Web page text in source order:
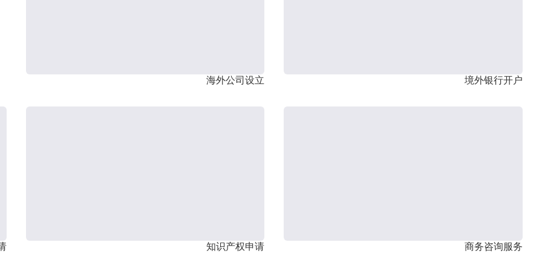
海外公司设立 境外银行开户
知识产权申请 商务咨询服务